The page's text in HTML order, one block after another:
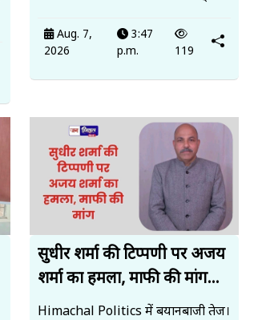
Aug. 7,
2026
3:47
p.m.
119
सुधीर शर्मा की टिप्पणी पर अजय
शर्मा का हमला, माफी की मांग...
Himachal Politics में बयानबाजी तेज।